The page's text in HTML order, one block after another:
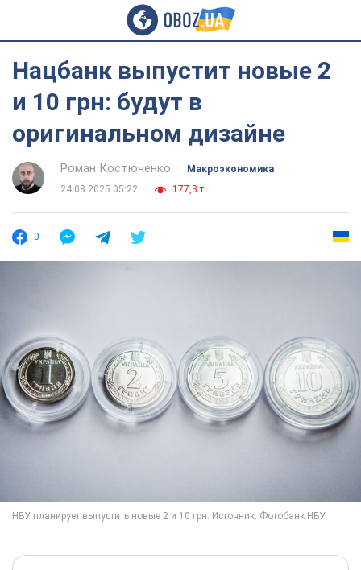
Нацбанк выпустит новые 2
и 10 грн: будут в
оригинальном дизайне
Роман Костюченко
Mакроэкономика
24.08.2025 05:22
177,3 т.
0